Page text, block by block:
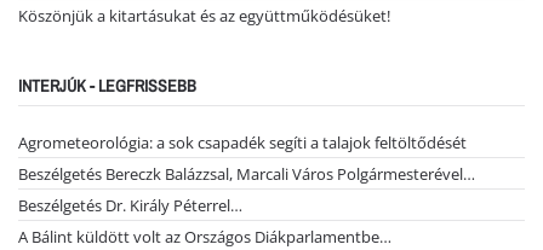
Köszönjük a kitartásukat és az együttműködésüket!
INTERJÚK - LEGFRISSEBB
Agrometeorológia: a sok csapadék segíti a talajok feltöltődését
Beszélgetés Bereczk Balázzsal, Marcali Város Polgármesterével…
Beszélgetés Dr. Király Péterrel…
A Bálint küldött volt az Országos Diákparlamentbe…